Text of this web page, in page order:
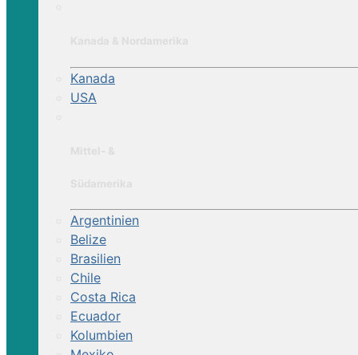
Kanada
USA
Argentinien
Belize
Brasilien
Chile
Costa Rica
Ecuador
Kolumbien
Paradies Tal (Zelt)
Berber Oasen Trail (Gästeh.)
Magie des Südens (Gästehäuser)
Traumstrände am Atlantik (Gästehäuser)